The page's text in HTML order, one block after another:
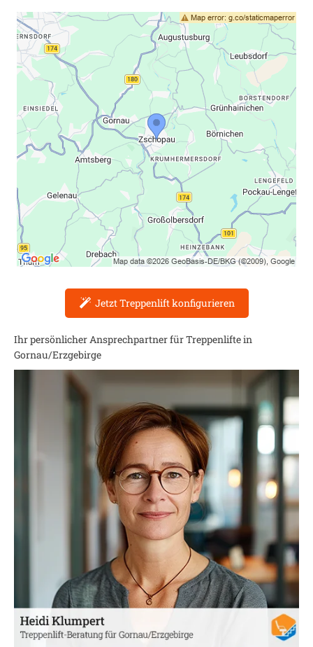
Jetzt Treppenlift konfigurieren
Ihr persönlicher Ansprechpartner für Treppenlifte in
Gornau/Erzgebirge